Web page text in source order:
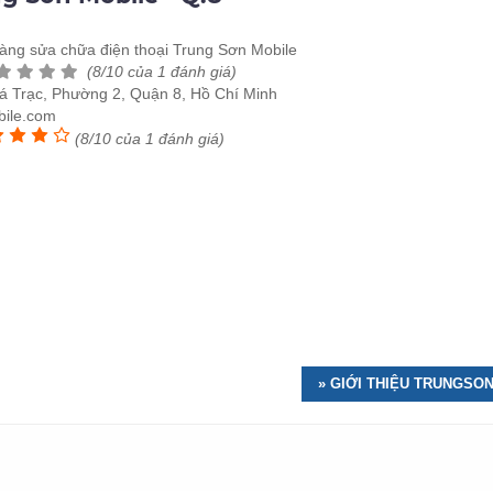
sửa chữa điện thoại Trung Sơn Mobile
(8/10 của 1 đánh giá)
Trạc, Phường 2, Quận 8, Hồ Chí Minh
(8/10 của 1 đánh giá)
» GIỚI THIỆU